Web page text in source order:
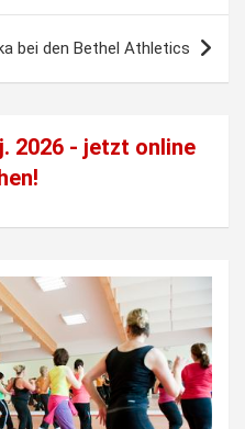
bei den Bethel Athletics
2026 - jetzt online